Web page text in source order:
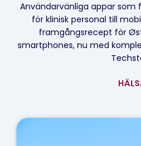
Användarvänliga appar
för klinisk personal till
framgångsrecept för
smartphones, nu med